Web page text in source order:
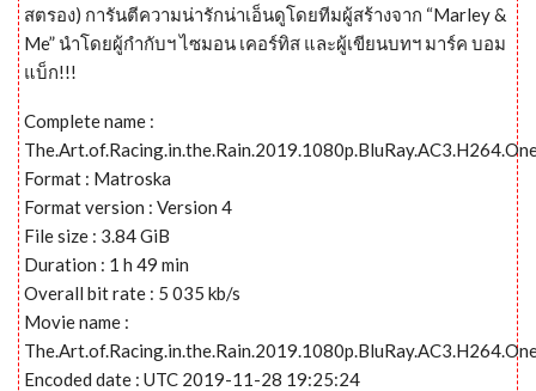
สตรอง) การันตีความน่ารักน่าเอ็นดูโดยทีมผู้สร้างจาก “Marley &
Me” นำโดยผู้กำกับฯ ไซมอน เคอร์ทิส และผู้เขียนบทฯ มาร์ค บอม
แบ็ก!!!
Complete name :
Format : Matroska
Format version : Version 4
File size : 3.84 GiB
Duration : 1 h 49 min
Overall bit rate : 5 035 kb/s
Movie name :
Encoded date : UTC 2019-11-28 19:25:24